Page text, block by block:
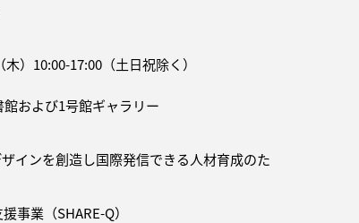
）10:00-17:00（土日祝除く）
および1号館ギャラリー
インを創造し国際発信できる人材育成のた
事業（SHARE-Q）